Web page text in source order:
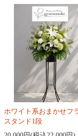
ホワイト系おまかせフ
スタンド1段